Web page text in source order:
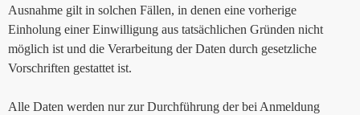
Ausnahme gilt in solchen Fällen, in denen eine vorherige
Einholung einer Einwilligung aus tatsächlichen Gründen nicht
möglich ist und die Verarbeitung der Daten durch gesetzliche
Vorschriften gestattet ist.
Alle Daten werden nur zur Durchführung der bei Anmeldung